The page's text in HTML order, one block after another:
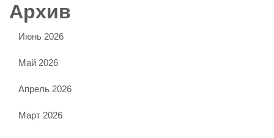
Архив
Июнь 2026
Май 2026
Апрель 2026
Март 2026